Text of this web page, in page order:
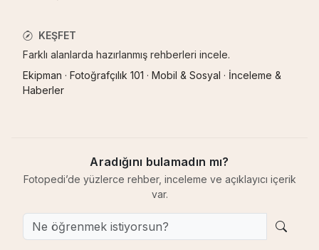
KEŞFET
Farklı alanlarda hazırlanmış rehberleri incele.
Ekipman · Fotoğrafçılık 101 · Mobil & Sosyal · İnceleme &
Haberler
Aradığını bulamadın mı?
Fotopedi’de yüzlerce rehber, inceleme ve açıklayıcı içerik
var.